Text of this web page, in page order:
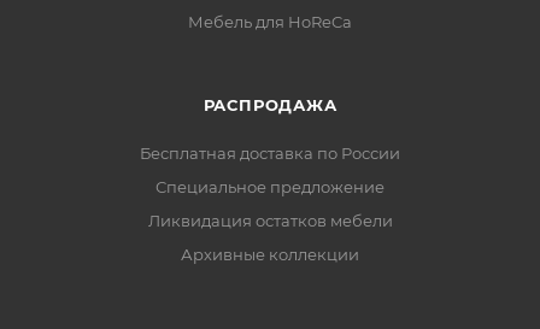
Мебель для HoReCa
РАСПРОДАЖА
Бесплатная доставка по России
Специальное предложение
Ликвидация остатков мебели
Архивные коллекции